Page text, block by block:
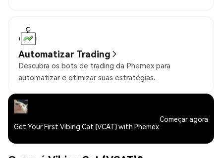
Automatizar Trading
Descubra os bots de trading da Phemex para
automatizar e otimizar suas estratégias.
Get Your First Vibing Cat (VCAT) with Phemex
Começar agora